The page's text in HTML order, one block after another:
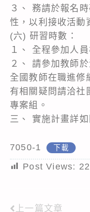
３、 務請於報名
性，以利接收活動
(六) 研習時數：
１、 全程參加人
２、 請參加教師
全國教師在職進修
有相關疑問請洽社
專案組。
三、 實施計畫詳如
7050-1 下載
Post Views:
上一篇文章